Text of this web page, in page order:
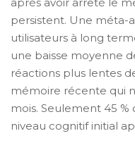
persistent. Une méta-
utilisateurs à long
une baisse moyenne
réactions plus lentes
mémoire récente qui
mois. Seulement 45
niveau cognitif initial